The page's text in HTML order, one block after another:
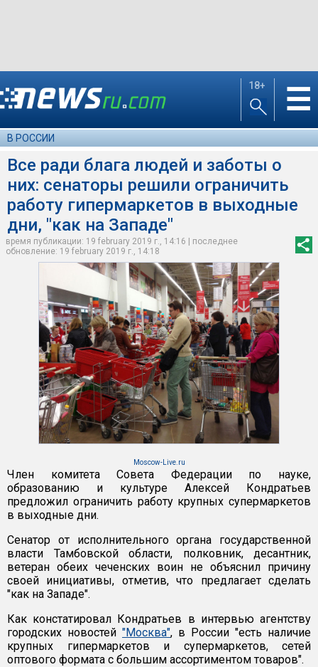
18+ ☰
В РОССИИ
Все ради блага людей и заботы о
них: сенаторы решили ограничить
работу гипермаркетов в выходные
дни, "как на Западе"
время публикации: 19 february 2019 г., 14:16 | последнее
обновление: 19 february 2019 г., 14:18
Moscow-Live.ru
Член комитета Совета Федерации по науке,
образованию и культуре Алексей Кондратьев
предложил ограничить работу крупных супермаркетов
в выходные дни.
Сенатор от исполнительного органа государственной
власти Тамбовской области, полковник, десантник,
ветеран обеих чеченских воин не объяснил причину
своей инициативы, отметив, что предлагает сделать
"как на Западе".
Как констатировал Кондратьев в интервью агентству
городских новостей "Москва", в России "есть наличие
крупных гипермаркетов и супермаркетов, сетей
оптового формата с большим ассортиментом товаров".